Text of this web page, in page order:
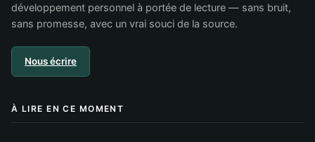
développement personnel à portée de lecture — sans bruit,
sans promesse, avec un vrai souci de la source.
Nous écrire
À LIRE EN CE MOMENT